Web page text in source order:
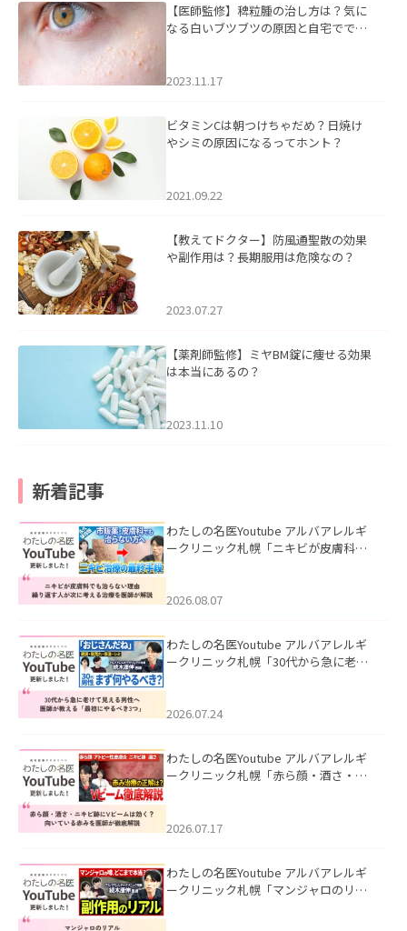
【医師監修】稗粒腫の治し方は？気に
なる白いブツブツの原因と自宅ででき
2023.11.17
ビタミンCは朝つけちゃだめ？日焼け
やシミの原因になるってホント？
2021.09.22
【教えてドクター】防風通聖散の効果
や副作用は？長期服用は危険なの？
2023.07.27
【薬剤師監修】ミヤBM錠に痩せる効果
は本当にあるの？
2023.11.10
新着記事
わたしの名医Youtube アルバアレルギ
ークリニック札幌「ニキビが皮膚科で
ました。
2026.08.07
わたしの名医Youtube アルバアレルギ
ークリニック札幌「30代から急に老け
た。
2026.07.24
わたしの名医Youtube アルバアレルギ
ークリニック札幌「赤ら顔・酒さ・ニ
した。
2026.07.17
わたしの名医Youtube アルバアレルギ
ークリニック札幌「マンジャロのリア